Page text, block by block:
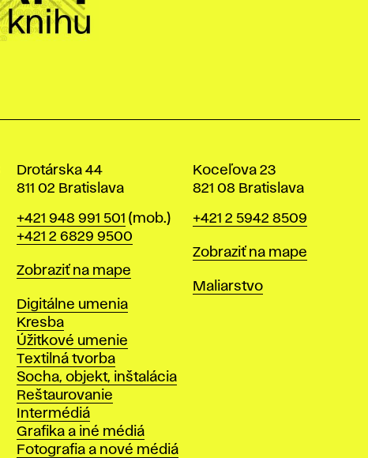
Drotárska 44
811 02 Bratislava
Telefón
+421 948 991 501 (mob.)
+421 2 6829 9500
Mapa
Zobraziť na mape
Katedry
Digitálne umenia
Kresba
Úžitkové umenie
Textilná tvorba
Socha, objekt, inštalácia
Reštaurovanie
Intermédiá
Grafika a iné médiá
Fotografia a nové médiá
Koceľova 23
821 08 Bratislava
Telefón
+421 2 5942 8509
Mapa
Zobraziť na mape
Katedry
Maliarstvo